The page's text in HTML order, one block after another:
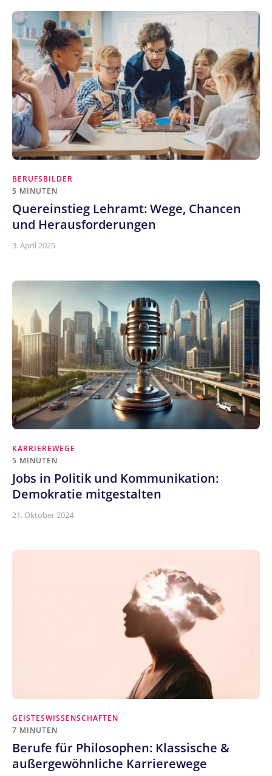
BERUFSBILDER
5 MINUTEN
Quereinstieg Lehramt: Wege, Chancen
und Herausforderungen
3. April 2025
KARRIEREWEGE
5 MINUTEN
Jobs in Politik und Kommunikation:
Demokratie mitgestalten
21. Oktober 2024
GEISTESWISSENSCHAFTEN
7 MINUTEN
Berufe für Philosophen: Klassische &
außergewöhnliche Karrierewege